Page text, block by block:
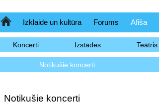
SākumlapaIzklaide un kultūra Forums Afiša
Koncerti Izstādes Teātris
Notikušie koncerti
Notikušie koncerti